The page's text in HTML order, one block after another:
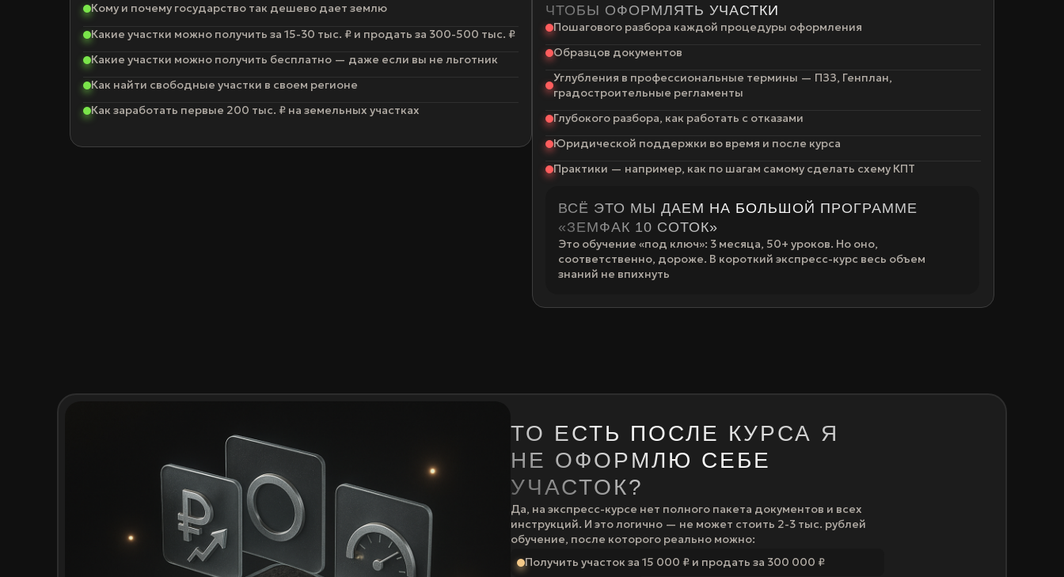
Кому и почему государство так дешево дает землю
Какие участки можно получить за 15-30 тыс. ₽ и продать за 300-500 тыс. ₽
Какие участки можно получить бесплатно — даже если вы не льготник
Как найти свободные участки в своем регионе
Как заработать первые 200 тыс. ₽ на земельных участках
ЧТОБЫ ОФОРМЛЯТЬ УЧАСТКИ
Пошагового разбора каждой процедуры оформления
Образцов документов
Углубления в профессиональные термины — ПЗЗ, Генплан,
градостроительные регламенты
Глубокого разбора, как работать с отказами
Юридической поддержки во время и после курса
Практики — например, как по шагам самому сделать схему КПТ
ВСЁ ЭТО МЫ ДАЕМ НА БОЛЬШОЙ ПРОГРАММЕ
«ЗЕМФАК 10 СОТОК»
Это обучение «под ключ»: 3 месяца, 50+ уроков. Но оно,
соответственно, дороже. В короткий экспресс-курс весь объем
знаний не впихнуть
ТО ЕСТЬ ПОСЛЕ КУРСА Я
НЕ ОФОРМЛЮ СЕБЕ
УЧАСТОК?
Да, на экспресс-курсе нет полного пакета документов и всех
инструкций. И это логично — не может стоить 2-3 тыс. рублей
обучение, после которого реально можно:
Получить участок за 15 000 ₽ и продать за 300 000 ₽